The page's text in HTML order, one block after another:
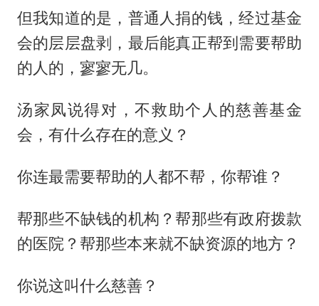
但我知道的是，普通人捐的钱，经过基金
会的层层盘剥，最后能真正帮到需要帮助
的人的，寥寥无几。
汤家凤说得对，不救助个人的慈善基金
会，有什么存在的意义？
你连最需要帮助的人都不帮，你帮谁？
帮那些不缺钱的机构？帮那些有政府拨款
的医院？帮那些本来就不缺资源的地方？
你说这叫什么慈善？